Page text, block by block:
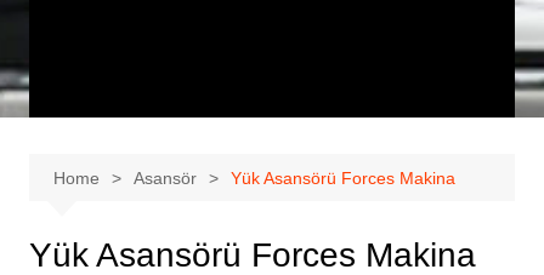
Home Asansör Yük Asansörü Forces Makina
Yük Asansörü Forces Makina